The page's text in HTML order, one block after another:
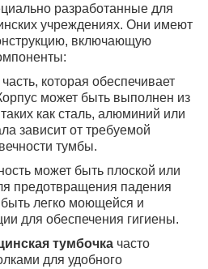
разработанные для
учреждениях. Они имеют
включающую
которая обеспечивает
может быть выполнен из
как сталь, алюминий или
зависит от требуемой
тумбы.
может быть плоской или
предотвращения падения
легко моющейся и
для обеспечения гигиены.
тумбочка часто
для удобного